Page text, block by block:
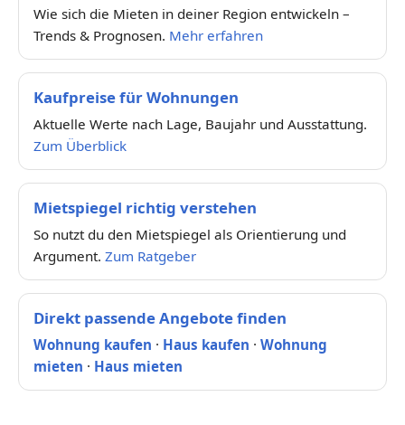
Wie sich die Mieten in deiner Region entwickeln –
Trends & Prognosen. Mehr erfahren
Kaufpreise für Wohnungen
Aktuelle Werte nach Lage, Baujahr und Ausstattung.
Zum Überblick
Mietspiegel richtig verstehen
So nutzt du den Mietspiegel als Orientierung und
Argument. Zum Ratgeber
Direkt passende Angebote finden
Wohnung kaufen · Haus kaufen · Wohnung
mieten · Haus mieten